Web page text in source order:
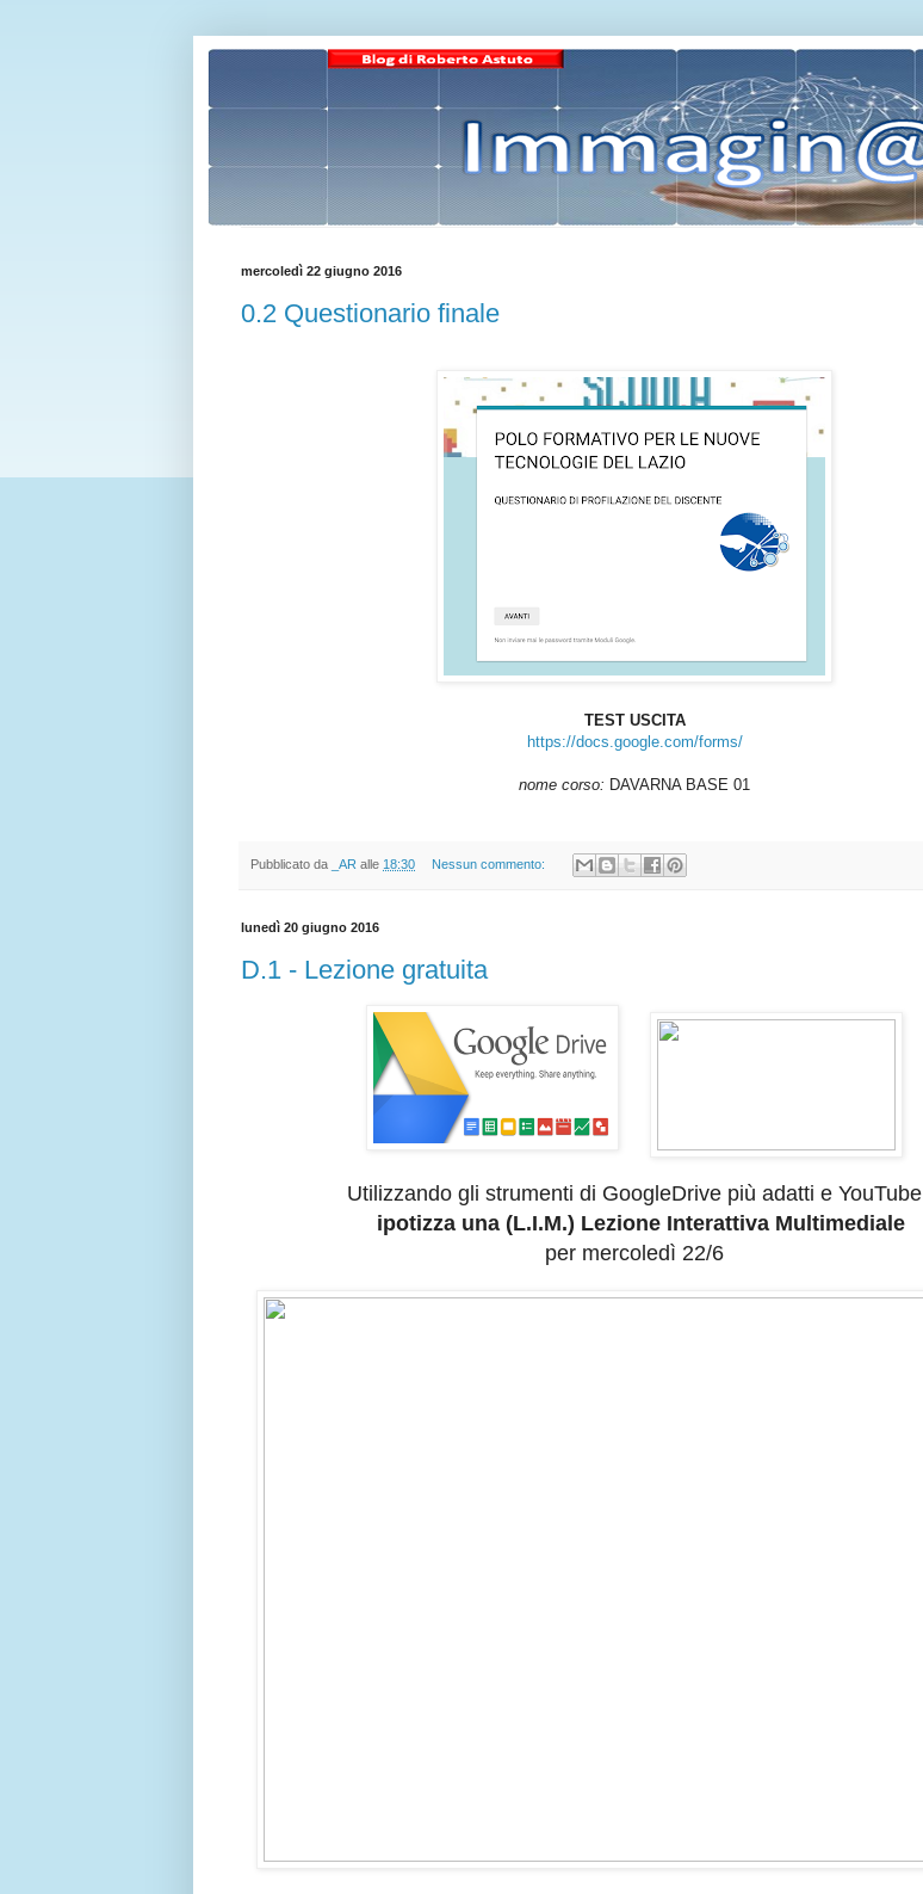
mercoledì 22 giugno 2016
0.2 Questionario finale
TEST USCITA
https://docs.google.com/forms/
nome corso: DAVARNA BASE 01
Pubblicato da _AR alle 18:30 Nessun commento:
lunedì 20 giugno 2016
D.1 - Lezione gratuita
Utilizzando gli strumenti di GoogleDrive più adatti e YouTube
ipotizza una (L.I.M.) Lezione Interattiva Multimediale
per mercoledì 22/6